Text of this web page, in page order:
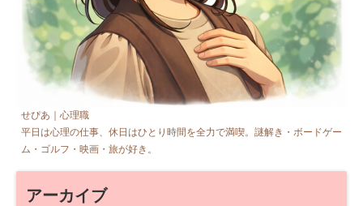
せぴあ｜心理職
平日は心理の仕事、休日はひとり時間を全力で満喫。謎解き・ボードゲー
ム・ゴルフ・映画・旅が好き。
アーカイブ